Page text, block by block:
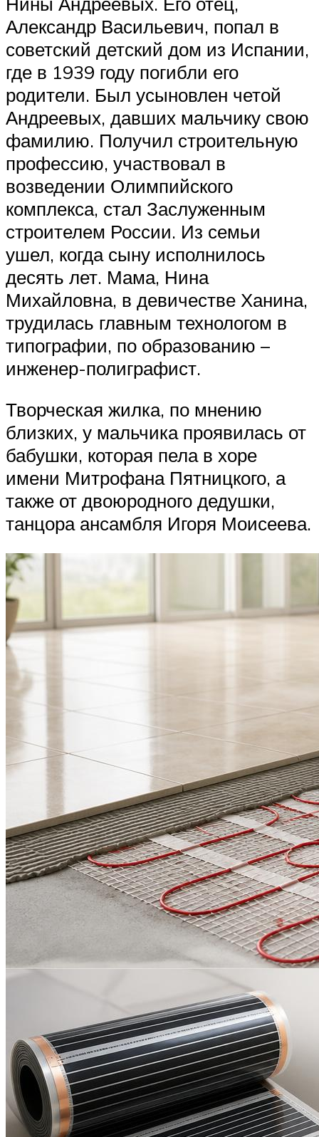
Александр Васильевич, попал в
советский детский дом из Испании,
где в 1939 году погибли его
родители. Был усыновлен четой
Андреевых, давших мальчику свою
фамилию. Получил строительную
профессию, участвовал в
возведении Олимпийского
комплекса, стал Заслуженным
строителем России. Из семьи
ушел, когда сыну исполнилось
десять лет. Мама, Нина
Михайловна, в девичестве Ханина,
трудилась главным технологом в
типографии, по образованию –
инженер-полиграфист.
Творческая жилка, по мнению
близких, у мальчика проявилась от
бабушки, которая пела в хоре
имени Митрофана Пятницкого, а
также от двоюродного дедушки,
танцора ансамбля Игоря Моисеева.